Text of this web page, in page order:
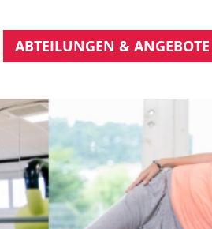
UND AKTIONEN
ABTEILUNGEN & ANGEBOTE
KLETTERN
HANDBALL AKTIVE
HANDBALL JUGEND